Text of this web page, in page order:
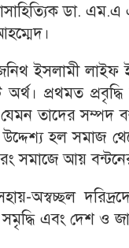
ডা. এম.এ
ইসলামী
অর্থ। প্রথমত
তাদের সম্পদ
উদ্দেশ্য হল সমাজ
সমাজে আয় বন্টনের
অস্বচ্ছল
সমৃদ্ধি এবং দেশ ও